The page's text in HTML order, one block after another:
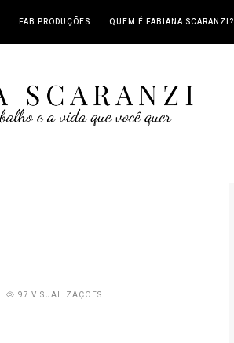
FAB PRODUÇÕES QUEM É FABIANA SCARANZI?
97 VISUALIZAÇÕES